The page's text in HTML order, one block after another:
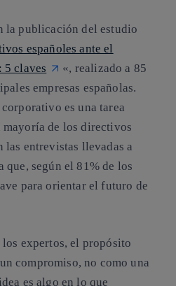
la publicación del estudio
españoles ante el
claves
«, realizado a 85
empresas españolas.
es una tarea
de los directivos
las entrevistas llevadas a
que, según el 81% de los
para orientar el futuro de
los expertos, el propósito
compromiso, no como una
es algo en lo que